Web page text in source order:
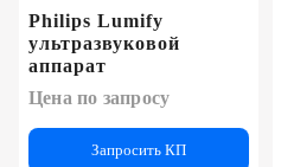
Philips Lumify
ультразвуковой
аппарат
Цена по запросу
Запросить КП